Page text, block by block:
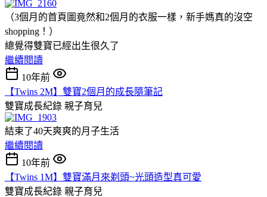
（3個月的首頁圖竟然和2個月的衣服一樣，新手媽真的沒空
shopping！）
總覺得雙寶已經出生很久了
繼續閱讀
10年前
【Twins 2M】雙寶2個月的成長隨筆記
雙寶成長紀錄 親子育兒
結束了40天爽爽的月子生活
繼續閱讀
10年前
【Twins 1M】雙寶滿月來剃頭~光頭造型真可愛
雙寶成長紀錄 親子育兒